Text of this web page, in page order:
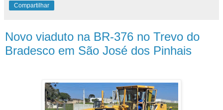
Compartilhar
Novo viaduto na BR-376 no Trevo do
Bradesco em São José dos Pinhais